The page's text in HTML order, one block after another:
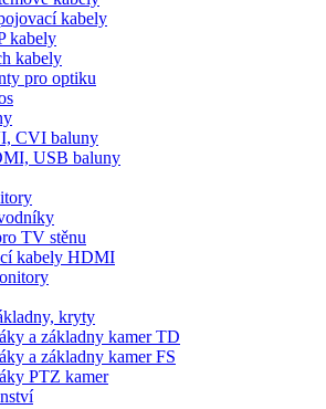
kabely
kabely
kabely
pro optiku
CVI baluny
USB baluny
TV stěnu
kabely HDMI
kryty
a základny kamer TD
a základny kamer FS
PTZ kamer